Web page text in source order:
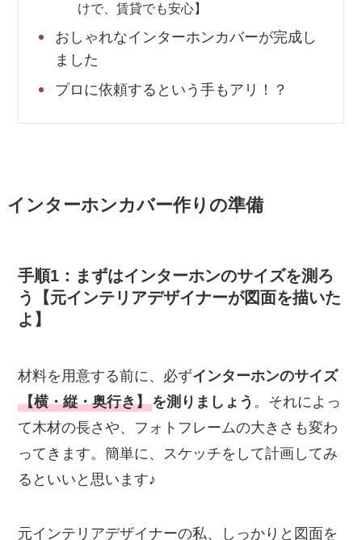
けで、賃貸でも安心】
おしゃれなインターホンカバーが完成し
ました
プロに依頼するという手もアリ！？
インターホンカバー作りの準備
手順1：まずはインターホンのサイズを測ろ
う【元インテリアデザイナーが図面を描いた
よ】
材料を用意する前に、必ずインターホンのサイズ
【横・縦・奥行き】を測りましょう 。それによっ
て木材の長さや、フォトフレームの大きさも変わ
ってきます。簡単に、スケッチをして計画してみ
るといいと思います♪
元インテリアデザイナーの私、しっかりと図面を